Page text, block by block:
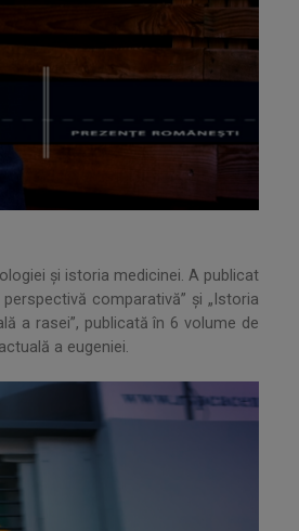
și istoria medicinei. A publicat
comparativă” și „Istoria
a rasei”, publicată în 6 volume de
a eugeniei.